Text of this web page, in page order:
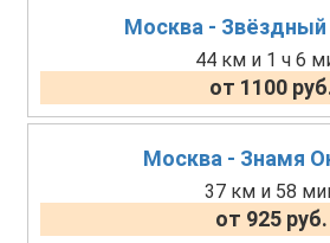
Москва - Звёздный
44 км и 1 ч 6
от 1100
Москва - Знамя
37 км и 58
от 925 руб.